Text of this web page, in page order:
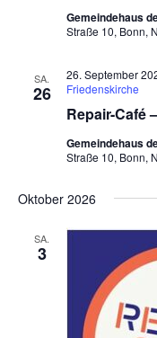
Gemeindehaus
Straße 10, Bonn,
SA.
26
Repair-Café
26. September
Friedenskirche
Gemeindehaus
Straße 10, Bonn,
Oktober 2026
SA.
3